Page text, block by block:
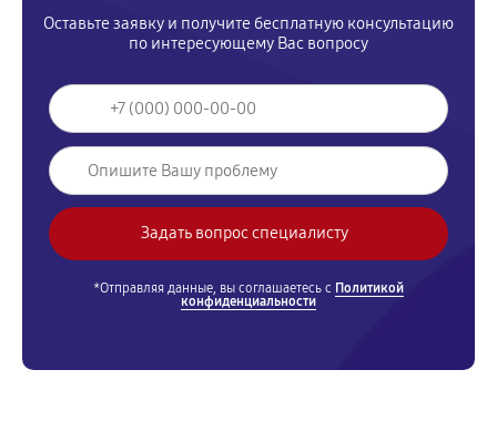
Оставьте заявку и получите бесплатную консультацию
по интересующему Вас вопросу
*Отправляя данные, вы соглашаетесь с Политикой
конфиденциальности